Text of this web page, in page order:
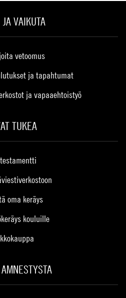
VAIKUTA
vetoomus
ja tapahtumat
ja vapaaehtoistyö
TUKEA
oma keräys
kouluille